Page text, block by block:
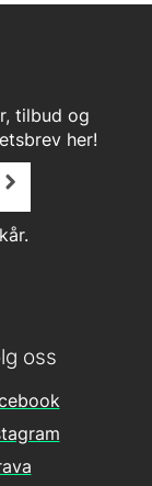
tilbud og
her!
oss